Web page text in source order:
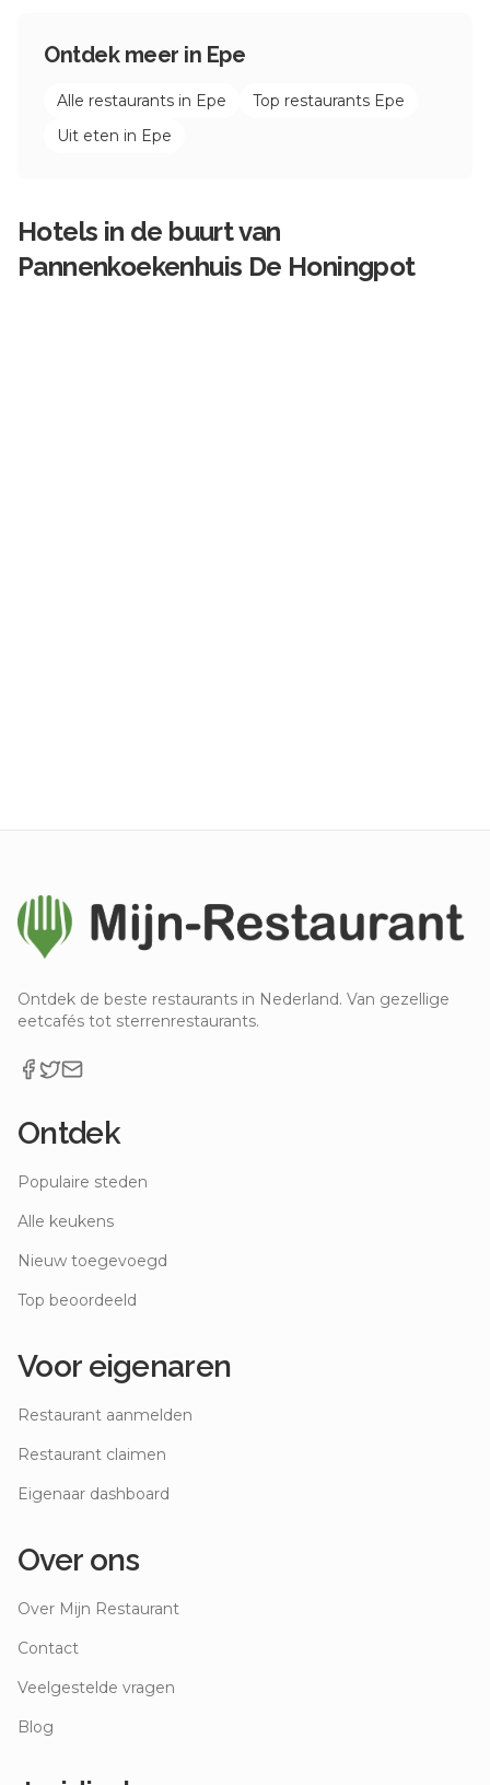
Ontdek meer in Epe
Alle restaurants in Epe Top restaurants Epe
Uit eten in Epe
Hotels in de buurt van
Pannenkoekenhuis De Honingpot
Ontdek de beste restaurants in Nederland. Van gezellige
eetcafés tot sterrenrestaurants.
Ontdek
Populaire steden
Alle keukens
Nieuw toegevoegd
Top beoordeeld
Voor eigenaren
Restaurant aanmelden
Restaurant claimen
Eigenaar dashboard
Over ons
Over Mijn Restaurant
Contact
Veelgestelde vragen
Blog